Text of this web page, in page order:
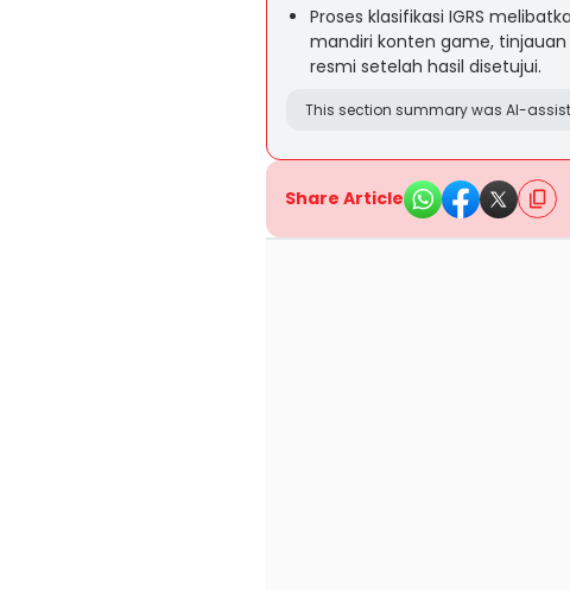
Proses klasifikasi IGRS
mandiri konten game,
resmi setelah hasil disetujui.
This section summary was AI-
Share Article